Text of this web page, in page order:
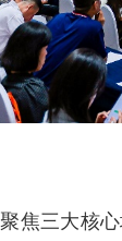
焦三大核